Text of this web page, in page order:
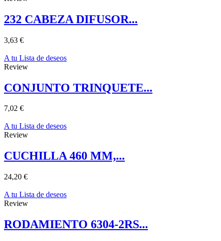
232 CABEZA DIFUSOR...
3,63 €
A tu Lista de deseos
Review
CONJUNTO TRINQUETE...
7,02 €
A tu Lista de deseos
Review
CUCHILLA 460 MM,...
24,20 €
A tu Lista de deseos
Review
RODAMIENTO 6304-2RS...